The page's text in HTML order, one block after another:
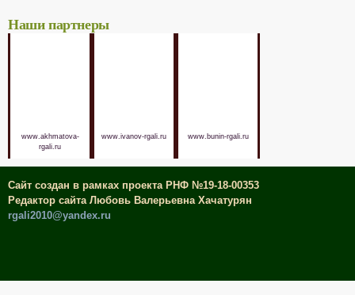
Наши партнеры
www.akhmatova-
rgali.ru
www.ivanov-rgali.ru www.bunin-rgali.ru
Сайт создан в рамках проекта РНФ №19-18-00353
Редактор сайта Любовь Валерьевна Хачатурян
rgali2010@yandex.ru